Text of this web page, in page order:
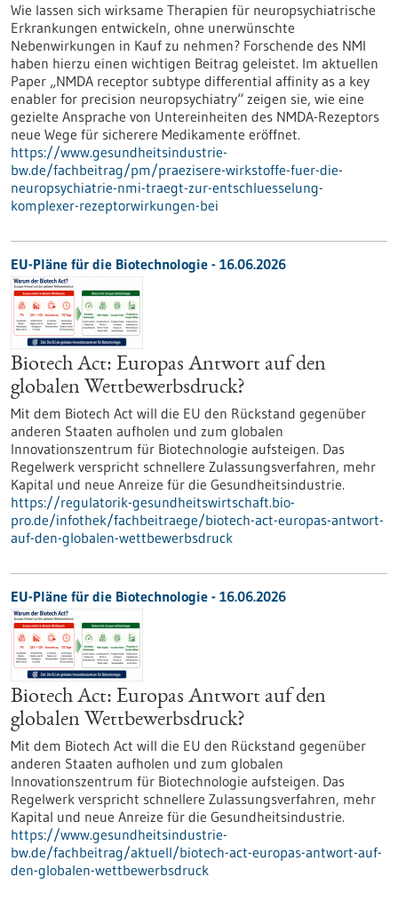
Wie lassen sich wirksame Therapien für neuropsychiatrische
Erkrankungen entwickeln, ohne unerwünschte
Nebenwirkungen in Kauf zu nehmen? Forschende des NMI
haben hierzu einen wichtigen Beitrag geleistet. Im aktuellen
Paper „NMDA receptor subtype differential affinity as a key
enabler for precision neuropsychiatry“ zeigen sie, wie eine
gezielte Ansprache von Untereinheiten des NMDA-Rezeptors
neue Wege für sicherere Medikamente eröffnet.
https://www.gesundheitsindustrie-
bw.de/fachbeitrag/pm/praezisere-wirkstoffe-fuer-die-
neuropsychiatrie-nmi-traegt-zur-entschluesselung-
komplexer-rezeptorwirkungen-bei
EU-Pläne für die Biotechnologie - 16.06.2026
Biotech Act: Europas Antwort auf den
globalen Wettbewerbsdruck?
Mit dem Biotech Act will die EU den Rückstand gegenüber
anderen Staaten aufholen und zum globalen
Innovationszentrum für Biotechnologie aufsteigen. Das
Regelwerk verspricht schnellere Zulassungsverfahren, mehr
Kapital und neue Anreize für die Gesundheitsindustrie.
https://regulatorik-gesundheitswirtschaft.bio-
pro.de/infothek/fachbeitraege/biotech-act-europas-antwort-
auf-den-globalen-wettbewerbsdruck
EU-Pläne für die Biotechnologie - 16.06.2026
Biotech Act: Europas Antwort auf den
globalen Wettbewerbsdruck?
Mit dem Biotech Act will die EU den Rückstand gegenüber
anderen Staaten aufholen und zum globalen
Innovationszentrum für Biotechnologie aufsteigen. Das
Regelwerk verspricht schnellere Zulassungsverfahren, mehr
Kapital und neue Anreize für die Gesundheitsindustrie.
https://www.gesundheitsindustrie-
bw.de/fachbeitrag/aktuell/biotech-act-europas-antwort-auf-
den-globalen-wettbewerbsdruck